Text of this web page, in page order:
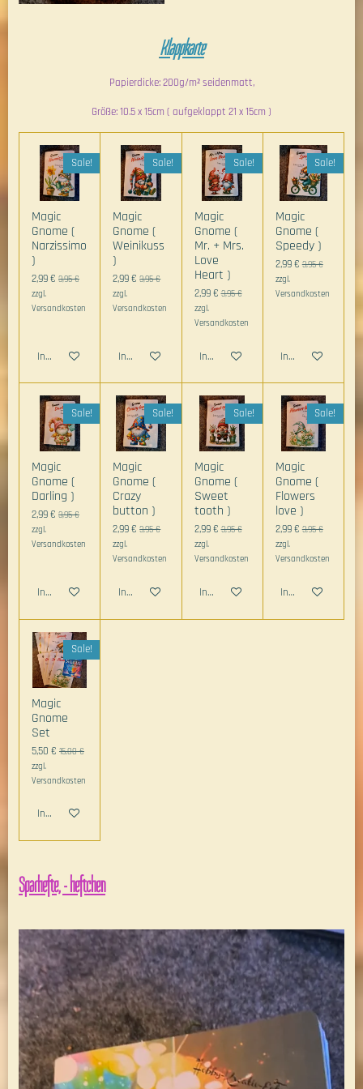
Klappkarte
Papierdicke: 200g/m² seidenmatt,
Größe: 10.5 x 15cm ( aufgeklappt 21 x 15cm )
Sale!
Magic
Gnome (
Narzissimo
)
2,99 € 3,95 €
zzgl.
Versandkosten
In den Warenkorb
Sale!
Magic
Gnome (
Weinikuss
)
2,99 € 3,95 €
zzgl.
Versandkosten
In den Warenkorb
Sale!
Magic
Gnome (
Mr. + Mrs.
Love
Heart )
2,99 € 3,95 €
zzgl.
Versandkosten
In den Warenkorb
Sale!
Magic
Gnome (
Speedy )
2,99 € 3,95 €
zzgl.
Versandkosten
In den Warenkorb
Sale!
Magic
Gnome (
Darling )
2,99 € 3,95 €
zzgl.
Versandkosten
In den Warenkorb
Sale!
Magic
Gnome (
Crazy
button )
2,99 € 3,95 €
zzgl.
Versandkosten
In den Warenkorb
Sale!
Magic
Gnome (
Sweet
tooth )
2,99 € 3,95 €
zzgl.
Versandkosten
In den Warenkorb
Sale!
Magic
Gnome (
Flowers
love )
2,99 € 3,95 €
zzgl.
Versandkosten
In den Warenkorb
Sale!
Magic
Gnome
Set
5,50 € 15,00 €
zzgl.
Versandkosten
In den Warenkorb
Sparhefte, - heftchen